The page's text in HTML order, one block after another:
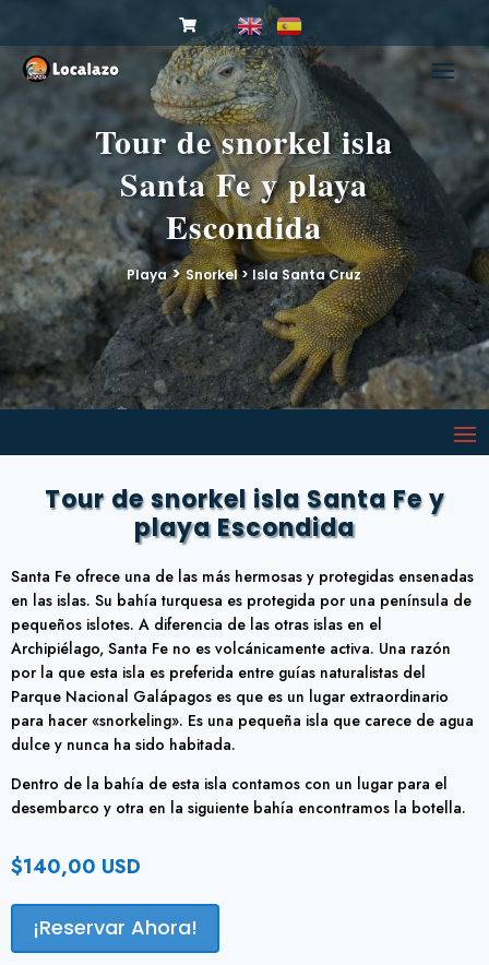
Tour de snorkel isla
Santa Fe y playa
Escondida
Playa>Snorkel > Isla Santa Cruz
Tour de snorkel isla Santa Fe y
playa Escondida
Santa Fe ofrece una de las más hermosas y protegidas ensenadas
en las islas. Su bahía turquesa es protegida por una península de
pequeños islotes. A diferencia de las otras islas en el
Archipiélago, Santa Fe no es volcánicamente activa. Una razón
por la que esta isla es preferida entre guías naturalistas del
Parque Nacional Galápagos es que es un lugar extraordinario
para hacer «snorkeling». Es una pequeña isla que carece de agua
dulce y nunca ha sido habitada.
Dentro de la bahía de esta isla contamos con un lugar para el
desembarco y otra en la siguiente bahía encontramos la botella.
$140,00 USD
¡Reservar Ahora!